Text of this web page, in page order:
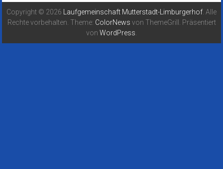
Copyright © 2026 Laufgemeinschaft Mutterstadt-Limburgerhof . Alle
Rechte vorbehalten. Theme: ColorNews von ThemeGrill. Präsentiert
von WordPress